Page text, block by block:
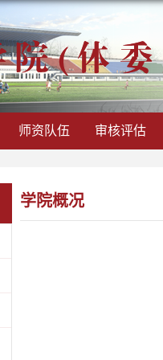
师资队伍 审核评估
学院概况